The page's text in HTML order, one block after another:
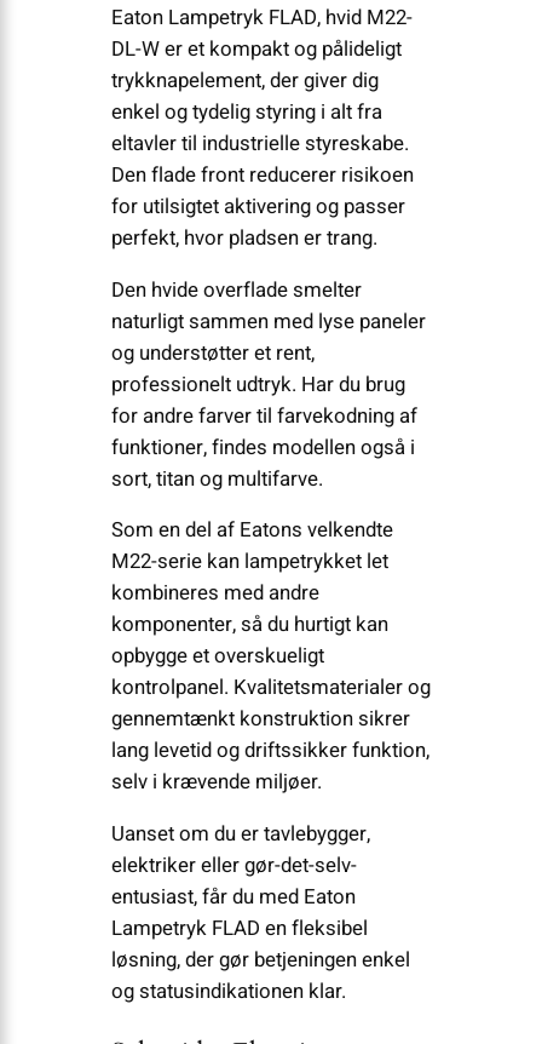
Eaton Lampetryk FLAD, hvid M22-
DL-W er et kompakt og pålideligt
trykknapelement, der giver dig
enkel og tydelig styring i alt fra
eltavler til industrielle styreskabe.
Den flade front reducerer risikoen
for utilsigtet aktivering og passer
perfekt, hvor pladsen er trang.
Den hvide overflade smelter
naturligt sammen med lyse paneler
og understøtter et rent,
professionelt udtryk. Har du brug
for andre farver til farvekodning af
funktioner, findes modellen også i
sort, titan og multifarve.
Som en del af Eatons velkendte
M22-serie kan lampetrykket let
kombineres med andre
komponenter, så du hurtigt kan
opbygge et overskueligt
kontrolpanel. Kvalitetsmaterialer og
gennemtænkt konstruktion sikrer
lang levetid og driftssikker funktion,
selv i krævende miljøer.
Uanset om du er tavlebygger,
elektriker eller gør-det-selv-
entusiast, får du med Eaton
Lampetryk FLAD en fleksibel
løsning, der gør betjeningen enkel
og statusindikationen klar.